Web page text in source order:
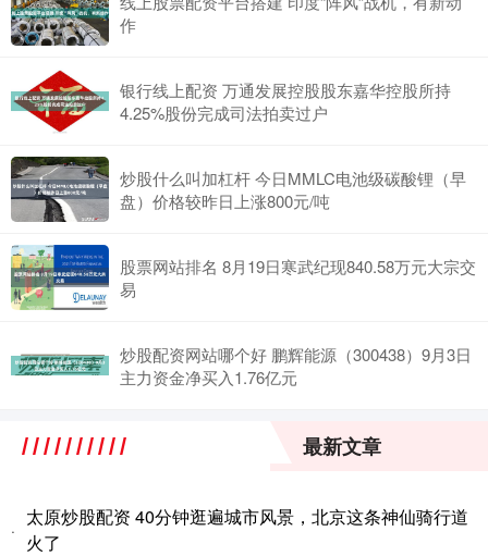
作
银行线上配资 万通发展控股股东嘉华控股所持
4.25%股份完成司法拍卖过户
炒股什么叫加杠杆 今日MMLC电池级碳酸锂（早
盘）价格较昨日上涨800元/吨
股票网站排名 8月19日寒武纪现840.58万元大宗交
易
炒股配资网站哪个好 鹏辉能源（300438）9月3日
主力资金净买入1.76亿元
最新文章
·
太原炒股配资 40分钟逛遍城市风景，北京这条神仙骑行道
火了